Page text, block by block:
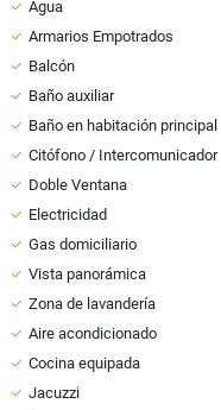
Agua
Armarios Empotrados
Balcón
Baño auxiliar
Baño en habitación principal
Citófono / Intercomunicador
Doble Ventana
Electricidad
Gas domiciliario
Vista panorámica
Zona de lavandería
Aire acondicionado
Cocina equipada
Jacuzzi